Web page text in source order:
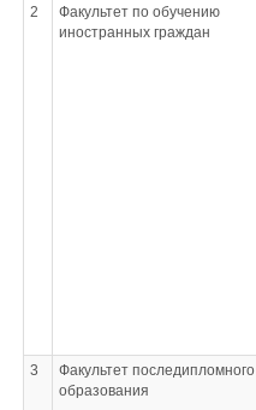
2
Факультет по обучению
иностранных граждан
3
Факультет последипломного
образования